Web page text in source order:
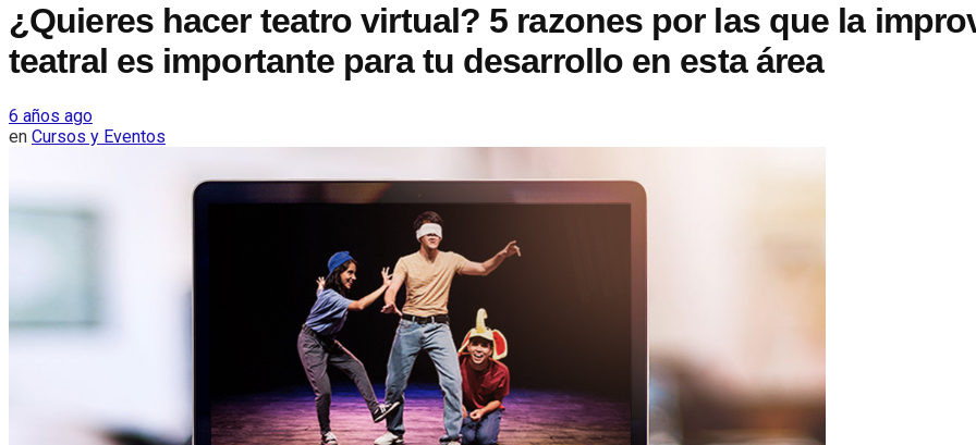
¿Quieres hacer teatro virtual? 5 razones por las que la
teatral es importante para tu desarrollo en esta área
6 años ago
en Cursos y Eventos